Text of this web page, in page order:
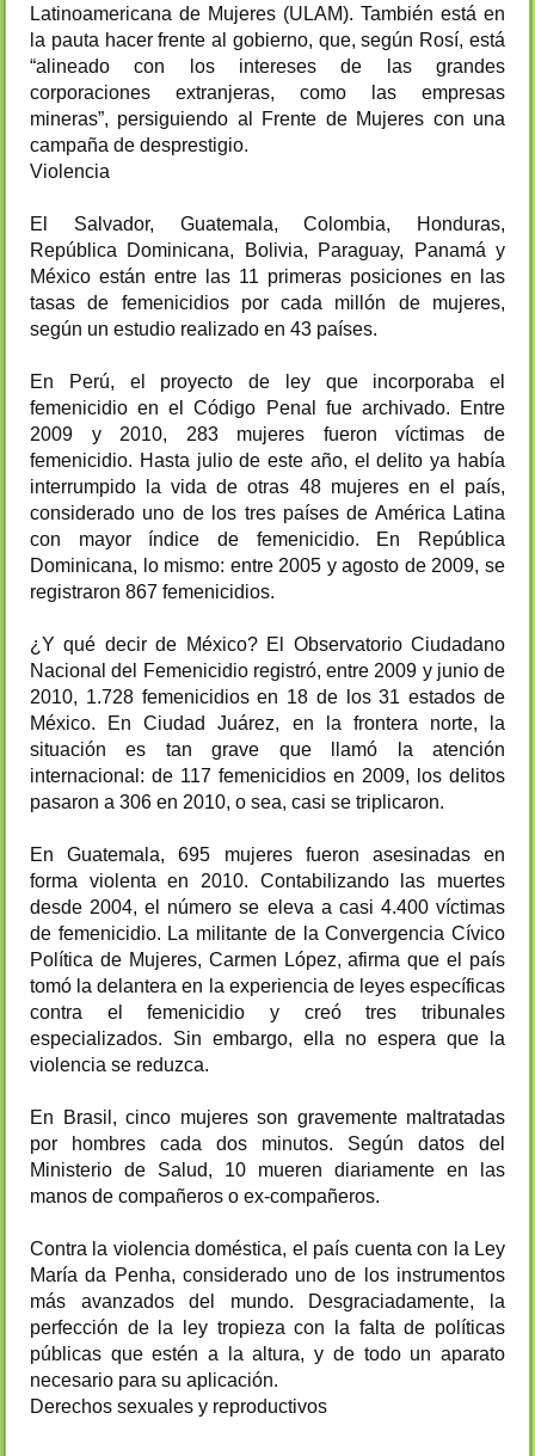
Latinoamericana de Mujeres (ULAM). También está en
la pauta hacer frente al gobierno, que, según Rosí, está
“alineado con los intereses de las grandes
corporaciones extranjeras, como las empresas
mineras”, persiguiendo al Frente de Mujeres con una
campaña de desprestigio.
Violencia
El Salvador, Guatemala, Colombia, Honduras,
República Dominicana, Bolivia, Paraguay, Panamá y
México están entre las 11 primeras posiciones en las
tasas de femenicidios por cada millón de mujeres,
según un estudio realizado en 43 países.
En Perú, el proyecto de ley que incorporaba el
femenicidio en el Código Penal fue archivado. Entre
2009 y 2010, 283 mujeres fueron víctimas de
femenicidio. Hasta julio de este año, el delito ya había
interrumpido la vida de otras 48 mujeres en el país,
considerado uno de los tres países de América Latina
con mayor índice de femenicidio. En República
Dominicana, lo mismo: entre 2005 y agosto de 2009, se
registraron 867 femenicidios.
¿Y qué decir de México? El Observatorio Ciudadano
Nacional del Femenicidio registró, entre 2009 y junio de
2010, 1.728 femenicidios en 18 de los 31 estados de
México. En Ciudad Juárez, en la frontera norte, la
situación es tan grave que llamó la atención
internacional: de 117 femenicidios en 2009, los delitos
pasaron a 306 en 2010, o sea, casi se triplicaron.
En Guatemala, 695 mujeres fueron asesinadas en
forma violenta en 2010. Contabilizando las muertes
desde 2004, el número se eleva a casi 4.400 víctimas
de femenicidio. La militante de la Convergencia Cívico
Política de Mujeres, Carmen López, afirma que el país
tomó la delantera en la experiencia de leyes específicas
contra el femenicidio y creó tres tribunales
especializados. Sin embargo, ella no espera que la
violencia se reduzca.
En Brasil, cinco mujeres son gravemente maltratadas
por hombres cada dos minutos. Según datos del
Ministerio de Salud, 10 mueren diariamente en las
manos de compañeros o ex-compañeros.
Contra la violencia doméstica, el país cuenta con la Ley
María da Penha, considerado uno de los instrumentos
más avanzados del mundo. Desgraciadamente, la
perfección de la ley tropieza con la falta de políticas
públicas que estén a la altura, y de todo un aparato
necesario para su aplicación.
Derechos sexuales y reproductivos